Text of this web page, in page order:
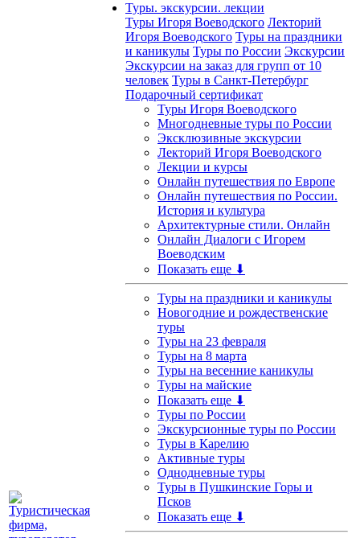
Туры. экскурсии. лекции
Туры Игоря Воеводского Лекторий
Игоря Воеводского Туры на праздники
и каникулы Туры по России Экскурсии
Экскурсии на заказ для групп от 10
человек Туры в Санкт-Петербург
Подарочный сертификат
Туры Игоря Воеводского
Многодневные туры по России
Эксклюзивные экскурсии
Лекторий Игоря Воеводского
Лекции и курсы
Онлайн путешествия по Европе
Онлайн путешествия по России.
История и культура
Архитектурные стили. Онлайн
Онлайн Диалоги с Игорем
Воеводским
Показать еще ⬇
Туры на праздники и каникулы
Новогодние и рождественские
туры
Туры на 23 февраля
Туры на 8 марта
Туры на весенние каникулы
Туры на майские
Показать еще ⬇
Туры по России
Экскурсионные туры по России
Туры в Карелию
Активные туры
Однодневные туры
Туры в Пушкинские Горы и
Псков
Показать еще ⬇